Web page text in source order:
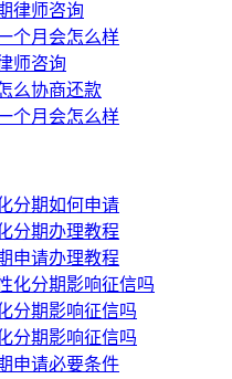
律师咨询
个月会怎么样
师咨询
么协商还款
个月会怎么样
分期如何申请
分期办理教程
申请办理教程
化分期影响征信吗
分期影响征信吗
分期影响征信吗
申请必要条件